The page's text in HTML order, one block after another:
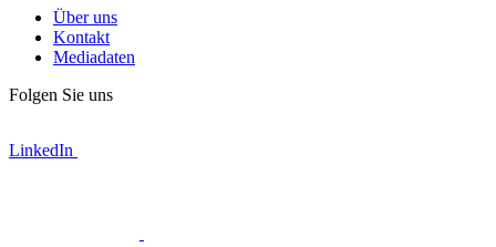
Über uns
Kontakt
Mediadaten
Folgen Sie uns
LinkedIn